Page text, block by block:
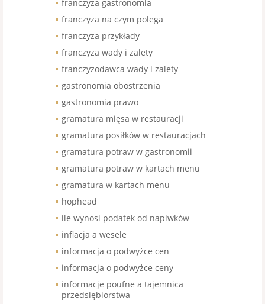
franczyza gastronomia
franczyza na czym polega
franczyza przykłady
franczyza wady i zalety
franczyzodawca wady i zalety
gastronomia obostrzenia
gastronomia prawo
gramatura mięsa w restauracji
gramatura posiłków w restauracjach
gramatura potraw w gastronomii
gramatura potraw w kartach menu
gramatura w kartach menu
hophead
ile wynosi podatek od napiwków
inflacja a wesele
informacja o podwyżce cen
informacja o podwyżce ceny
informacje poufne a tajemnica
przedsiębiorstwa